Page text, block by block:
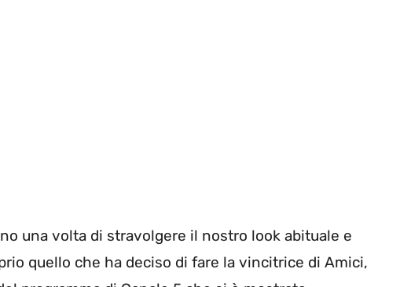
una volta di stravolgere il nostro look abituale e
quello che ha deciso di fare la vincitrice di Amici,